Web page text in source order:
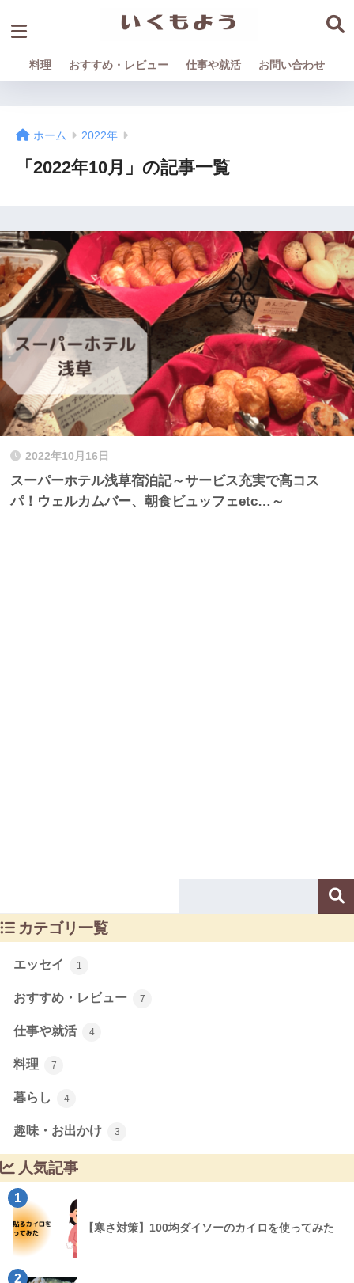
料理 おすすめ・レビュー 仕事や就活 お問い合わせ
ホーム 2022年
「2022年10月」の記事一覧
2022年10月16日
スーパーホテル浅草宿泊記～サービス充実で高コス
パ！ウェルカムバー、朝食ビュッフェetc…～
カテゴリ一覧
エッセイ 1
おすすめ・レビュー 7
仕事や就活 4
料理 7
暮らし 4
趣味・お出かけ 3
人気記事
1
【寒さ対策】100均ダイソーのカイロを使ってみた
2